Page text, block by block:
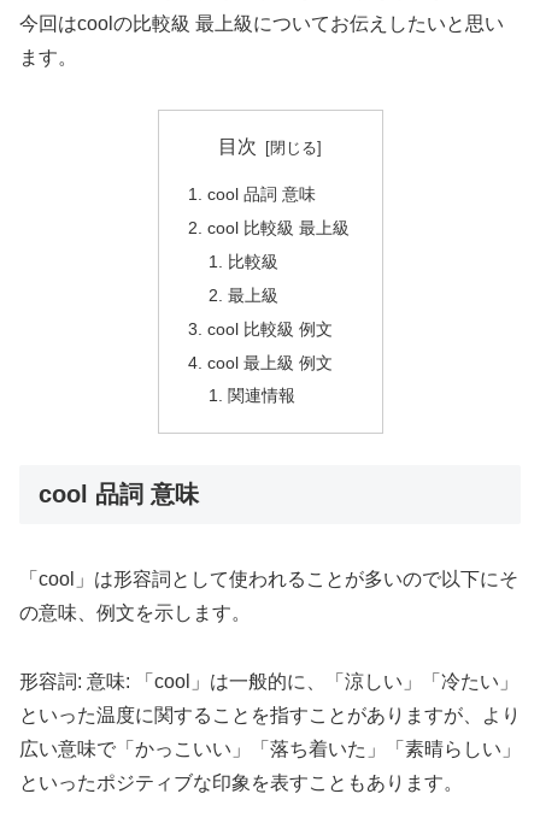
今回はcoolの比較級 最上級についてお伝えしたいと思い
ます。
目次
cool 品詞 意味
cool 比較級 最上級
比較級
最上級
cool 比較級 例文
cool 最上級 例文
関連情報
cool 品詞 意味
「cool」は形容詞として使われることが多いので以下にそ
の意味、例文を示します。
形容詞: 意味: 「cool」は一般的に、「涼しい」「冷たい」
といった温度に関することを指すことがありますが、より
広い意味で「かっこいい」「落ち着いた」「素晴らしい」
といったポジティブな印象を表すこともあります。